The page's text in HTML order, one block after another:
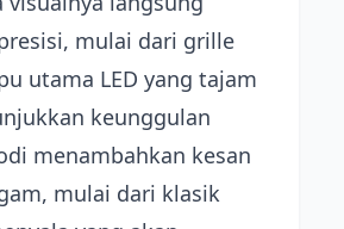
mulai dari grille
utama LED yang tajam
keunggulan
menambahkan kesan
mulai dari klasik